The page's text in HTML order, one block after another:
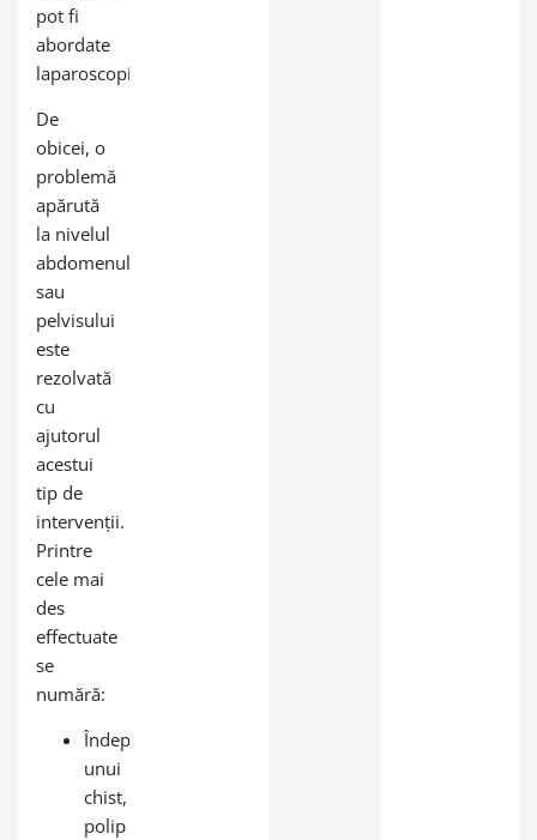
pot fi
abordate
laparoscopic.
De
obicei, o
problemă
apărută
la nivelul
abdomenului
sau
pelvisului
este
rezolvată
cu
ajutorul
acestui
tip de
intervenții.
Printre
cele mai
des
effectuate
se
numără:
Îndepărtarea
unui
chist,
polip